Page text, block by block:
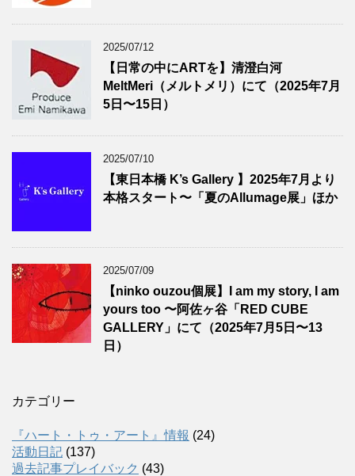
2025/07/12
【日常の中にARTを】清澄白河
MeltMeri（メルトメリ）にて（2025年7月
5日〜15日）
2025/07/10
【東日本橋 K’s Gallery 】2025年7月より
本格スタート〜「夏のAllumage展」ほか
2025/07/09
【ninko ouzou個展】I am my story, I am
yours too 〜阿佐ヶ谷「RED CUBE
GALLERY」にて（2025年7月5日〜13
日）
カテゴリー
『ハート・トゥ・アート』情報 (24)
活動日記 (137)
過去記事プレイバック (43)